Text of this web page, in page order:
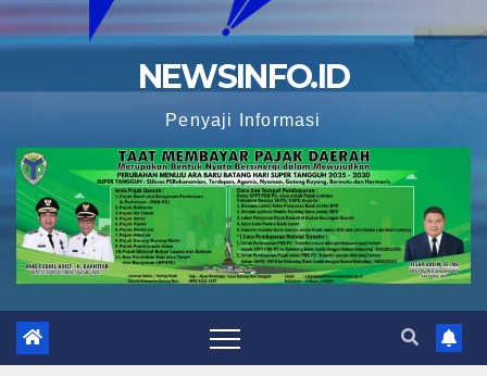
NEWSINFO.ID
Penyaji Informasi